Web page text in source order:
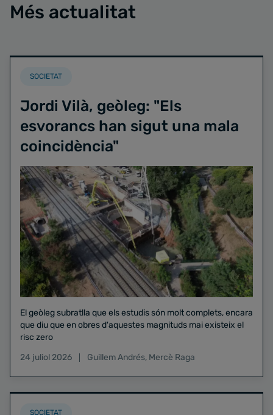
Més actualitat
SOCIETAT
Jordi Vilà, geòleg: "Els
esvorancs han sigut una mala
coincidència"
El geòleg subratlla que els estudis són molt complets, encara
que diu que en obres d'aquestes magnituds mai existeix el
risc zero
24 juliol 2026
Guillem Andrés, Mercè Raga
SOCIETAT